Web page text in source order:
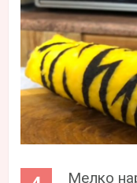
Мелко